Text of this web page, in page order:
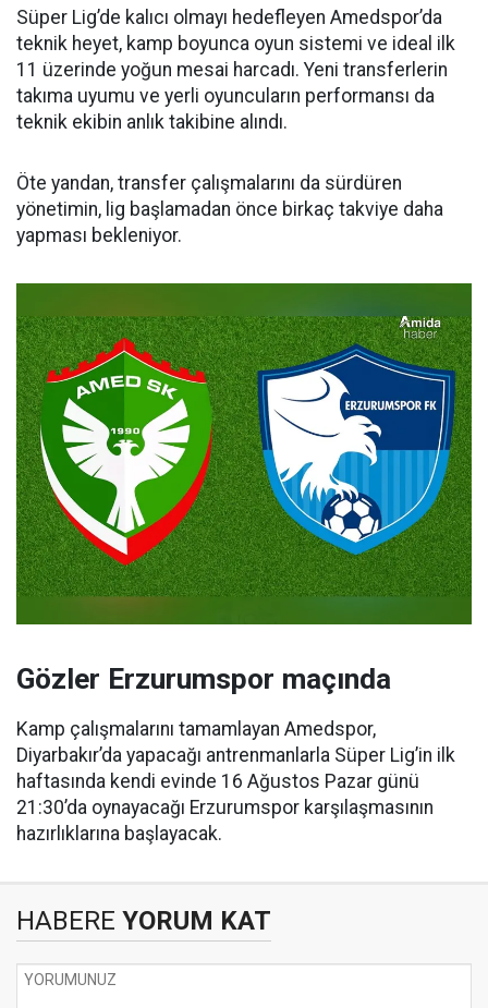
Süper Lig’de kalıcı olmayı hedefleyen Amedspor’da
teknik heyet, kamp boyunca oyun sistemi ve ideal ilk
11 üzerinde yoğun mesai harcadı. Yeni transferlerin
takıma uyumu ve yerli oyuncuların performansı da
teknik ekibin anlık takibine alındı.
Öte yandan, transfer çalışmalarını da sürdüren
yönetimin, lig başlamadan önce birkaç takviye daha
yapması bekleniyor.
Gözler Erzurumspor maçında
Kamp çalışmalarını tamamlayan Amedspor,
Diyarbakır’da yapacağı antrenmanlarla Süper Lig’in ilk
haftasında kendi evinde 16 Ağustos Pazar günü
21:30’da oynayacağı Erzurumspor karşılaşmasının
hazırlıklarına başlayacak.
HABERE YORUM KAT